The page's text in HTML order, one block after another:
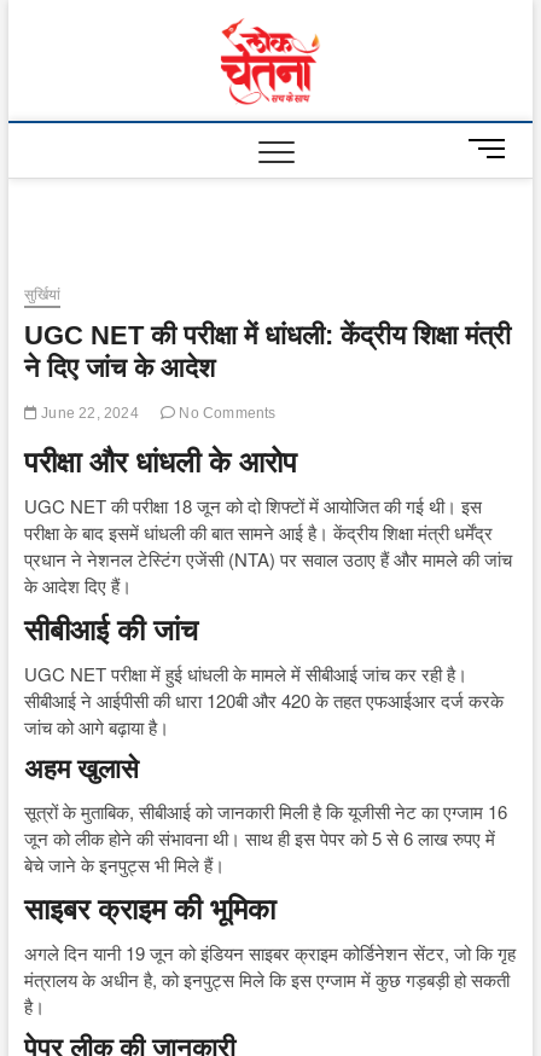
M
e
t
सुर्खियां
UGC NET की परीक्षा में धांधली: केंद्रीय शिक्षा मंत्री
ने दिए जांच के आदेश
June 22, 2024 No Comments
परीक्षा और धांधली के आरोप
UGC NET की परीक्षा 18 जून को दो शिफ्टों में आयोजित की गई थी। इस
परीक्षा के बाद इसमें धांधली की बात सामने आई है। केंद्रीय शिक्षा मंत्री धर्मेंद्र
प्रधान ने नेशनल टेस्टिंग एजेंसी (NTA) पर सवाल उठाए हैं और मामले की जांच
के आदेश दिए हैं।
सीबीआई की जांच
UGC NET परीक्षा में हुई धांधली के मामले में सीबीआई जांच कर रही है।
सीबीआई ने आईपीसी की धारा 120बी और 420 के तहत एफआईआर दर्ज करके
जांच को आगे बढ़ाया है।
अहम खुलासे
सूत्रों के मुताबिक, सीबीआई को जानकारी मिली है कि यूजीसी नेट का एग्जाम 16
जून को लीक होने की संभावना थी। साथ ही इस पेपर को 5 से 6 लाख रुपए में
बेचे जाने के इनपुट्स भी मिले हैं।
साइबर क्राइम की भूमिका
अगले दिन यानी 19 जून को इंडियन साइबर क्राइम कोर्डिनेशन सेंटर, जो कि गृह
मंत्रालय के अधीन है, को इनपुट्स मिले कि इस एग्जाम में कुछ गड़बड़ी हो सकती
है।
पेपर लीक की जानकारी